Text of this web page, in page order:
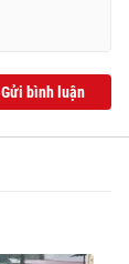
Gửi bình luận